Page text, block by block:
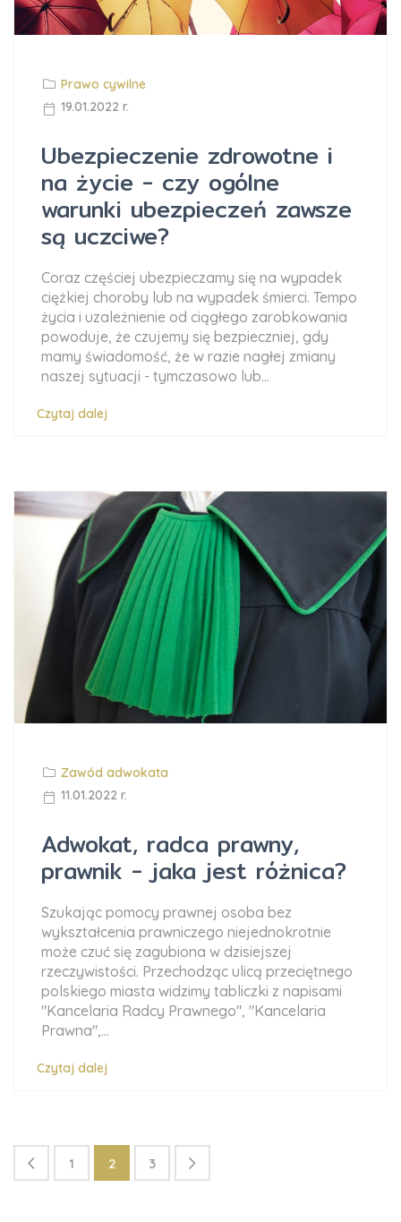
Prawo cywilne
19.01.2022 r.
Ubezpieczenie zdrowotne i
na życie - czy ogólne
warunki ubezpieczeń zawsze
są uczciwe?
Coraz częściej ubezpieczamy się na wypadek
ciężkiej choroby lub na wypadek śmierci. Tempo
życia i uzależnienie od ciągłego zarobkowania
powoduje, że czujemy się bezpieczniej, gdy
mamy świadomość, że w razie nagłej zmiany
naszej sytuacji - tymczasowo lub...
Czytaj dalej
Zawód adwokata
11.01.2022 r.
Adwokat, radca prawny,
prawnik - jaka jest różnica?
Szukając pomocy prawnej osoba bez
wykształcenia prawniczego niejednokrotnie
może czuć się zagubiona w dzisiejszej
rzeczywistości. Przechodząc ulicą przeciętnego
polskiego miasta widzimy tabliczki z napisami
"Kancelaria Radcy Prawnego", "Kancelaria
Prawna",...
Czytaj dalej
1 2 3